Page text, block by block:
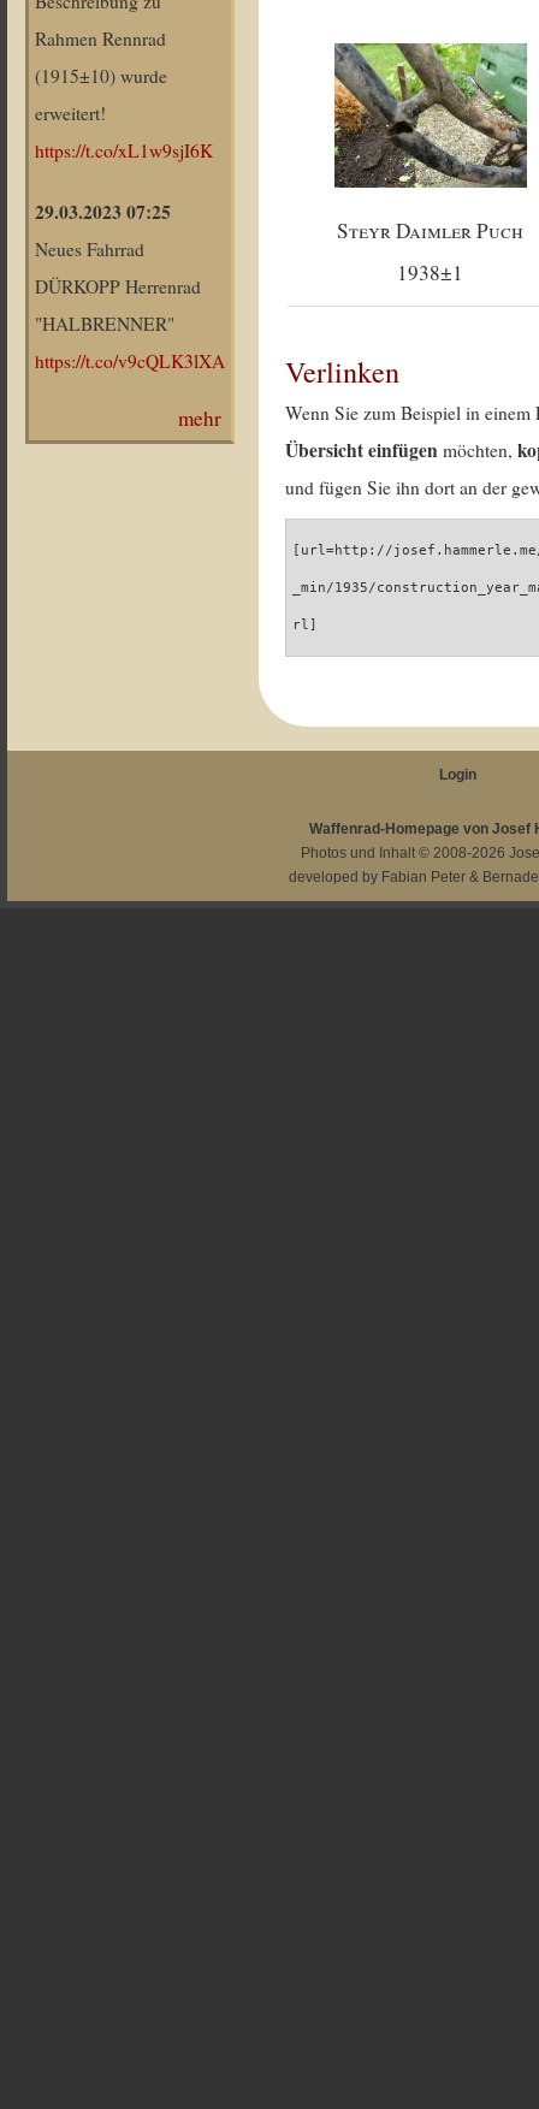
Rahmen Rennrad
(1915±10) wurde
erweitert!
https://t.co/xL1w9sjI6K
29.03.2023 07:25
Neues Fahrrad
DÜRKOPP Herrenrad
"HALBRENNER"
https://t.co/v9cQLK3lXA
mehr
Steyr Daimler Puch
1938±1
Verlinken
Wenn Sie zum Beispiel in
Übersicht einfügen möchten,
und fügen Sie ihn dort an der
[url=http://
_min/1935/
rl]
Login
Waffenrad-Homepage von Josef
Photos und Inhalt © 2008-2026
developed by Fabian Peter &